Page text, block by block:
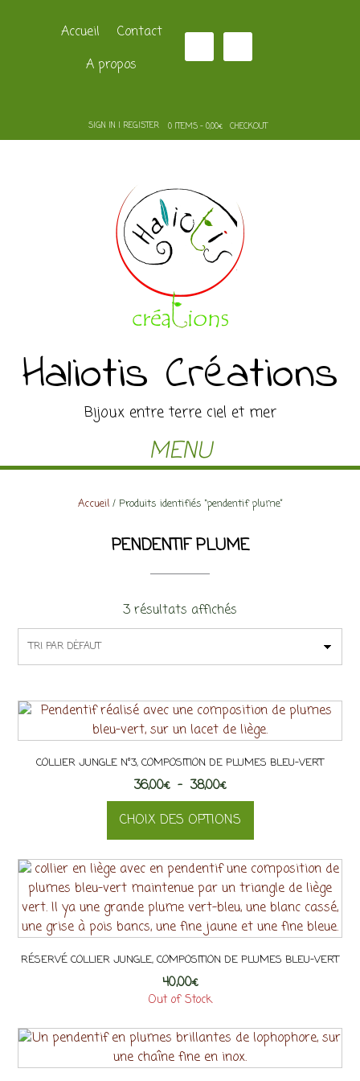
Accueil
Contact
A propos
SIGN IN | REGISTER 0 ITEMS - 0,00€ CHECKOUT
Haliotis Créations
Bijoux entre terre ciel et mer
MENU
Accueil/ Produits identifiés “pendentif plume”
PENDENTIF PLUME
3 résultats affichés
COLLIER JUNGLE N°3, COMPOSITION DE PLUMES BLEU-VERT
36,00€ – 38,00€Plage
de
prix :
36,00€
à
38,00€
CHOIX DES OPTIONS
produit
a
plusieurs
variations.
options
peuvent
être
sur
la
RÉSERVÉ COLLIER JUNGLE, COMPOSITION DE PLUMES BLEU-VERT
40,00€
Out of Stock